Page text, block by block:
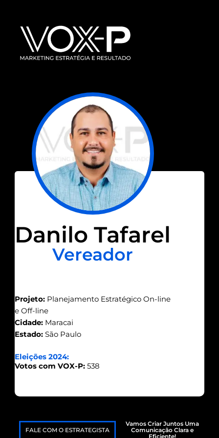
Danilo Tafarel
Vereador
Projeto: Planejamento Estratégico On-line
e Off-line
Cidade: Maracai
Estado: São Paulo
Eleições 2024:
Votos com VOX-P: 538
FALE COM O ESTRATEGISTA
Vamos Criar Juntos Uma
Comunicação Clara e
Eficiente!